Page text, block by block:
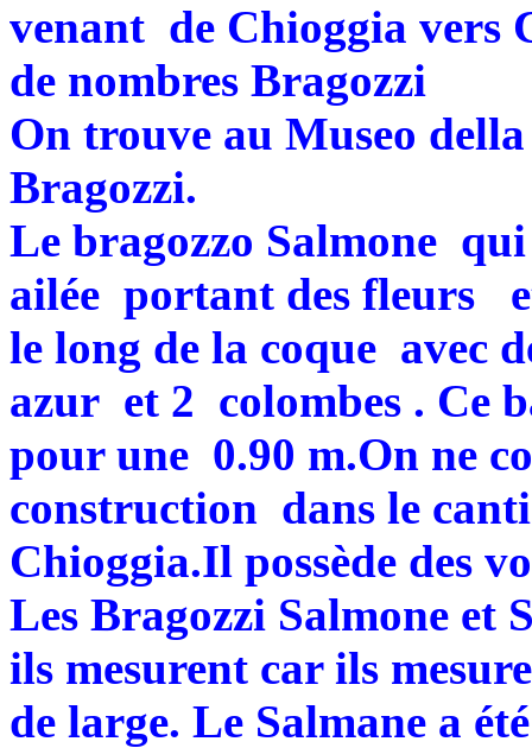
venant de Chioggia vers
de nombres Bragozzi
On trouve au Museo
Bragozzi.
Le bragozzo Salmone
ailée portant des fleurs
le long de la coque avec
azur et 2 colombes . Ce
pour une 0.90 m.On ne
construction dans le
Chioggia.Il possède des
Les Bragozzi Salmone et
ils mesurent car ils
de large. Le Salmane a